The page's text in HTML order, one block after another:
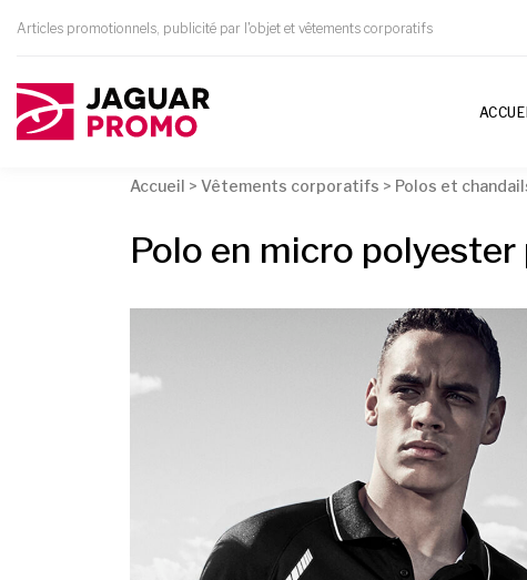
Articles promotionnels, publicité par l'objet et vêtements corporatifs
Accueil > Vêtements corporatifs > Polos et
Polo en micro